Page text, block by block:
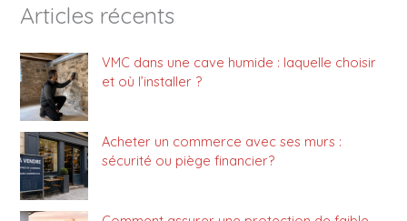
Articles récents
VMC dans une cave humide : laquelle choisir
et où l’installer ?
Acheter un commerce avec ses murs :
sécurité ou piège financier?